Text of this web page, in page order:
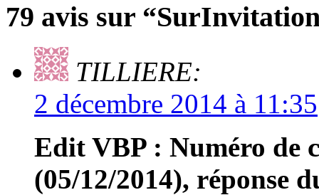
79 avis sur
TILLIERE:
2 décembre 2014 à 11:35
Edit VBP : Numéro de
(05/12/2014), réponse